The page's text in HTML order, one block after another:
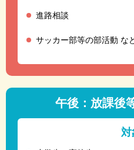
進路相談
サッカー部等の部活動 な
午後：放課後
対